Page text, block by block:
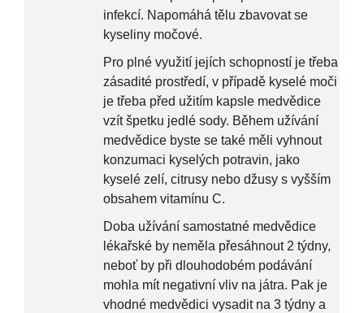
infekcí. Napomáhá tělu zbavovat se
kyseliny močové.
Pro plné využití jejích schopností je třeba
zásadité prostředí, v případě kyselé moči
je třeba před užitím kapsle medvědice
vzít špetku jedlé sody. Během užívání
medvědice byste se také měli vyhnout
konzumaci kyselých potravin, jako
kyselé zelí, citrusy nebo džusy s vyšším
obsahem vitamínu C.
Doba užívání samostatné medvědice
lékařské by neměla přesáhnout 2 týdny,
neboť by při dlouhodobém podávání
mohla mít negativní vliv na játra. Pak je
vhodné medvědici vysadit na 3 týdny a